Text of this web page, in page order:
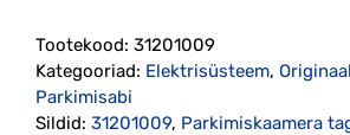
originaal
(31201009)
kogus
Tootekood: 31201009
Kategooriad: Elektrisüsteem,
Parkimisabi
Sildid: 31201009, Parkimiskaamera